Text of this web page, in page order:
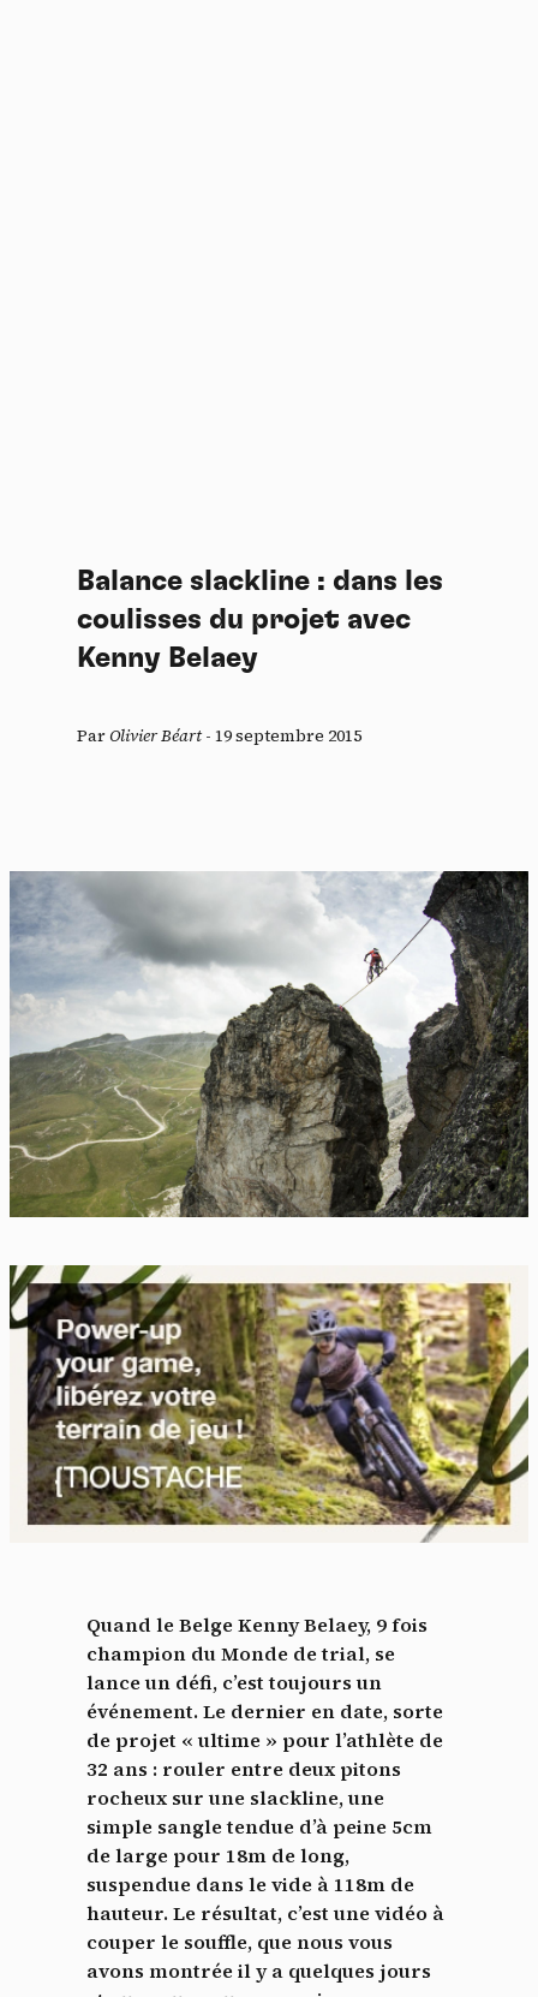
Balance slackline : dans les
coulisses du projet avec
Kenny Belaey
ParOlivier Béart- 19 septembre 2015
Quand le Belge Kenny Belaey, 9 fois
champion du Monde de trial, se
lance un défi, c’est toujours un
événement. Le dernier en date, sorte
de projet « ultime » pour l’athlète de
32 ans : rouler entre deux pitons
rocheux sur une slackline, une
simple sangle tendue d’à peine 5cm
de large pour 18m de long,
suspendue dans le vide à 118m de
hauteur. Le résultat, c’est une vidéo à
couper le souffle, que nous vous
avons montrée il y a quelques jours